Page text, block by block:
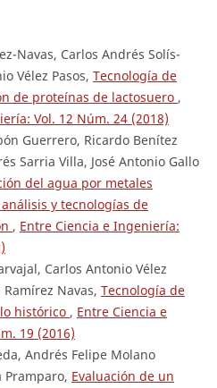
Navas, Carlos Andrés Solís-
Vélez Pasos, Tecnología de
de proteínas de lactosuero ,
Vol. 12 Núm. 24 (2018)
Guerrero, Ricardo Benítez
Sarria Villa, José Antonio Gallo
del agua por metales
y tecnologías de
, Entre Ciencia e Ingeniería:
Carlos Antonio Vélez
Ramírez Navas, Tecnología de
histórico , Entre Ciencia e
19 (2016)
Andrés Felipe Molano
Pramparo, Evaluación de un